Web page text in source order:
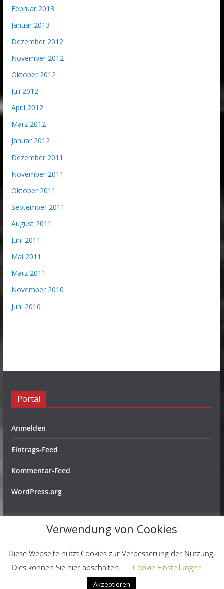
Februar 2013
Januar 2013
Dezember 2012
November 2012
Oktober 2012
Juli 2012
April 2012
März 2012
Januar 2012
Dezember 2011
November 2011
Oktober 2011
September 2011
August 2011
Juni 2011
Mai 2011
März 2011
November 2010
Juni 2010
Portal
Anmelden
Eintrags-Feed
Kommentar-Feed
WordPress.org
Copyright © 2026Schachfreunde Ochtendung e. V.. Alle
Rechte vorbehalten.
ColorMagvon ThemeGrill. Präsentiert von
Verwendung von Cookies
Diese Webseite nutzt Cookies zur Verbesserung der Nutzung.
Dies können Sie hier abschalten.
Cookie Einstellungen
Akzeptieren